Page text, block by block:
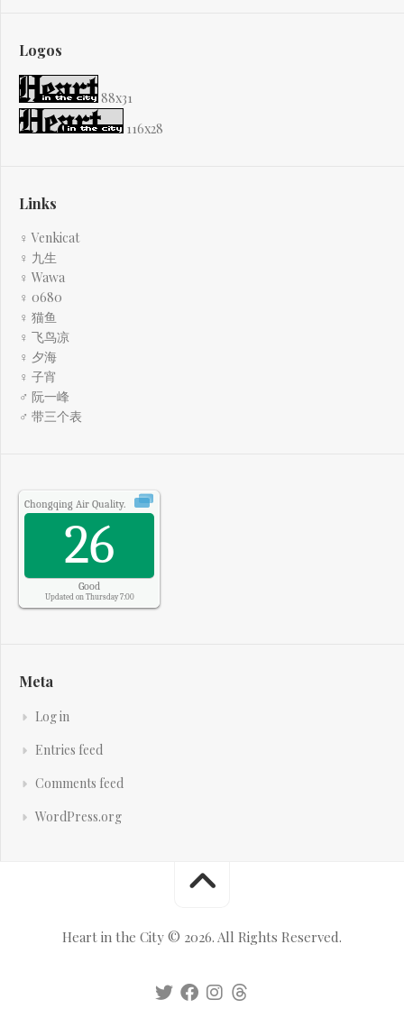
Logos
88x31
116x28
Links
♀ Venkicat
♀ 九生
♀ Wawa
♀ 0680
♀ 猫鱼
♀ 飞鸟凉
♀ 夕海
♀ 子宵
♂ 阮一峰
♂ 带三个表
Chongqing Air Quality.
26
Good
Updated on Thursday 7:00
Meta
Log in
Entries feed
Comments feed
WordPress.org
Heart in the City © 2026. All Rights Reserved.